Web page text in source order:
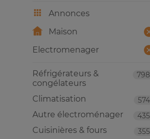
Annonces
Maison
Electromenager
798
Réfrigérateurs &
congélateurs
574
Climatisation
435
Autre électroménager
355
Cuisinières & fours